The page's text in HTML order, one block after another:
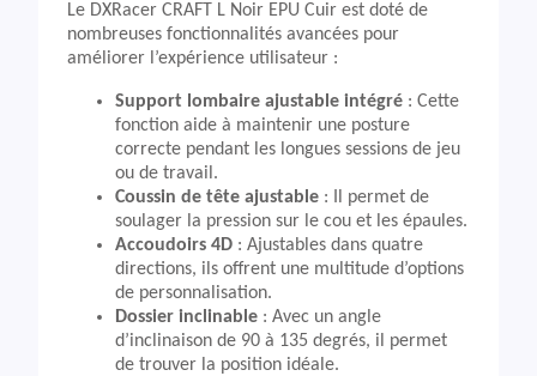
Le DXRacer CRAFT L Noir EPU Cuir est doté de
nombreuses fonctionnalités avancées pour
améliorer l’expérience utilisateur :
Support lombaire ajustable intégré : Cette
fonction aide à maintenir une posture
correcte pendant les longues sessions de jeu
ou de travail.
Coussin de tête ajustable : Il permet de
soulager la pression sur le cou et les épaules.
Accoudoirs 4D : Ajustables dans quatre
directions, ils offrent une multitude d’options
de personnalisation.
Dossier inclinable : Avec un angle
d’inclinaison de 90 à 135 degrés, il permet
de trouver la position idéale.